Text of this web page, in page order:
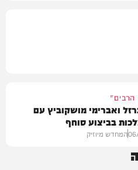
הרבים"
ואברימי מושקוביץ עם
בביצוע סוחף
המחדש מיוזיק